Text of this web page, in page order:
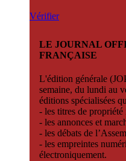
Vérifier
LE JOURNAL
FRANÇAISE
L'édition générale
semaine, du lundi au
éditions spécialisées
- les titres de
- les annonces et
- les débats de
- les empreintes
électroniquement.